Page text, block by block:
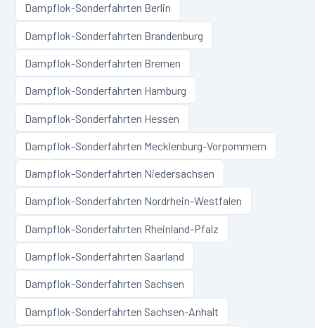
Dampflok-Sonderfahrten Berlin
Dampflok-Sonderfahrten Brandenburg
Dampflok-Sonderfahrten Bremen
Dampflok-Sonderfahrten Hamburg
Dampflok-Sonderfahrten Hessen
Dampflok-Sonderfahrten Mecklenburg-Vorpommern
Dampflok-Sonderfahrten Niedersachsen
Dampflok-Sonderfahrten Nordrhein-Westfalen
Dampflok-Sonderfahrten Rheinland-Pfalz
Dampflok-Sonderfahrten Saarland
Dampflok-Sonderfahrten Sachsen
Dampflok-Sonderfahrten Sachsen-Anhalt